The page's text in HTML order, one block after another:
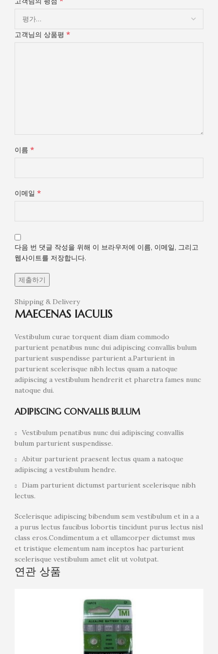
고객님의 상품평 *
이름 *
이메일 *
다음 번 댓글 작성을 위해 이 브라우저에 이름, 이메일, 그리고
웹사이트를 저장합니다.
Shipping & Delivery
MAECENAS IACULIS
Vestibulum curae torquent diam diam commodo
parturient penatibus nunc dui adipiscing convallis bulum
parturient suspendisse parturient a.Parturient in
parturient scelerisque nibh lectus quam a natoque
adipiscing a vestibulum hendrerit et pharetra fames nunc
natoque dui.
ADIPISCING CONVALLIS BULUM
Vestibulum penatibus nunc dui adipiscing convallis
bulum parturient suspendisse.
Abitur parturient praesent lectus quam a natoque
adipiscing a vestibulum hendre.
Diam parturient dictumst parturient scelerisque nibh
lectus.
Scelerisque adipiscing bibendum sem vestibulum et in a a
a purus lectus faucibus lobortis tincidunt purus lectus nisl
class eros.Condimentum a et ullamcorper dictumst mus
et tristique elementum nam inceptos hac parturient
scelerisque vestibulum amet elit ut volutpat.
연관 상품